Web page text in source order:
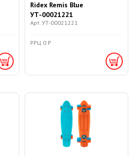
Ridex Remis Blue
УТ-00021221
алюминиевая рама
Арт. УТ-00021221
РРЦ 0 Р